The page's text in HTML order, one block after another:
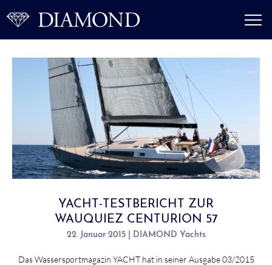
YACHT-TESTBERICHT ZUR
WAUQUIEZ CENTURION 57
22. Januar 2015 | DIAMOND Yachts
Das Wassersportmagazin YACHT hat in seiner Ausgabe 03/2015